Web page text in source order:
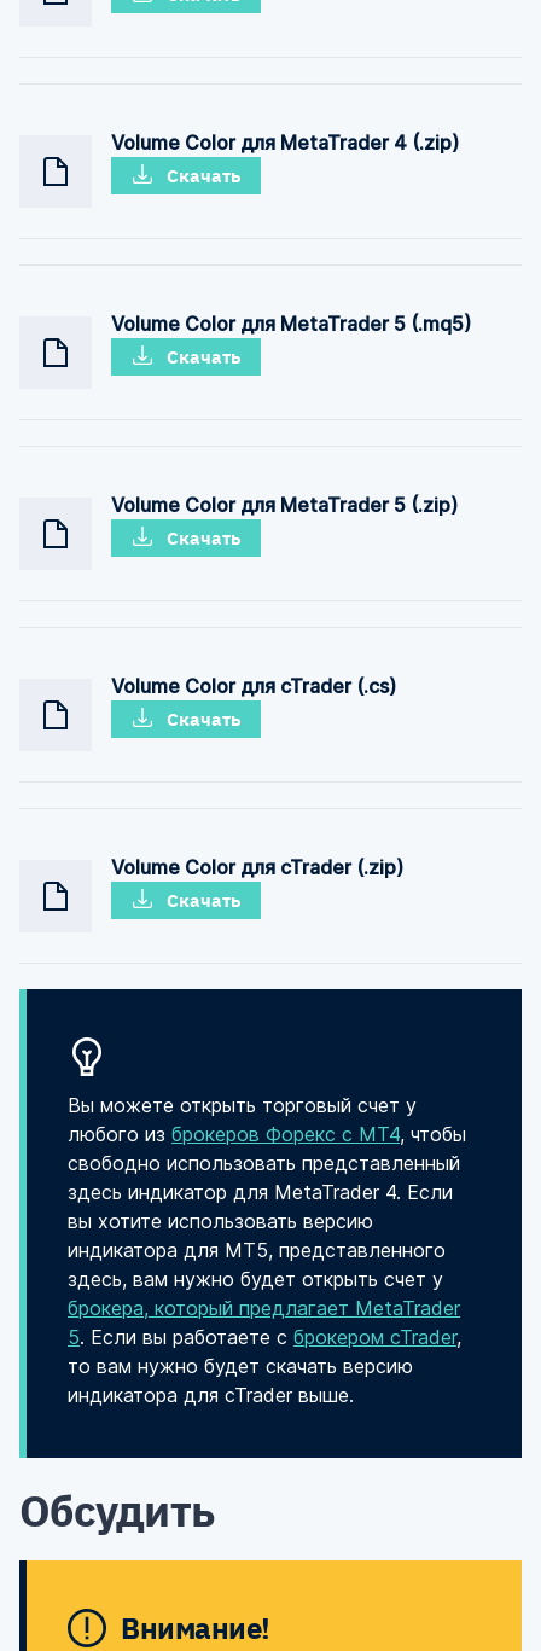
Volume Color для MetaTrader 4 (.zip)
Скачать
Volume Color для MetaTrader 5 (.mq5)
Скачать
Volume Color для MetaTrader 5 (.zip)
Скачать
Volume Color для cTrader (.cs)
Скачать
Volume Color для cTrader (.zip)
Скачать
Вы можете открыть торговый счет у
любого из брокеров Форекс с MT4, чтобы
свободно использовать представленный
здесь индикатор для MetaTrader 4. Если
вы хотите использовать версию
индикатора для MT5, представленного
здесь, вам нужно будет открыть счет у
брокера, который предлагает MetaTrader
5. Если вы работаете с брокером cTrader,
то вам нужно будет скачать версию
индикатора для cTrader выше.
Обсудить
Внимание!